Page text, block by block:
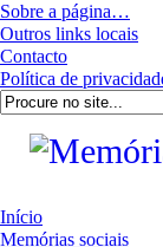
Sobre a página…
Outros links locais
Contacto
Política de
Início
Memórias sociais